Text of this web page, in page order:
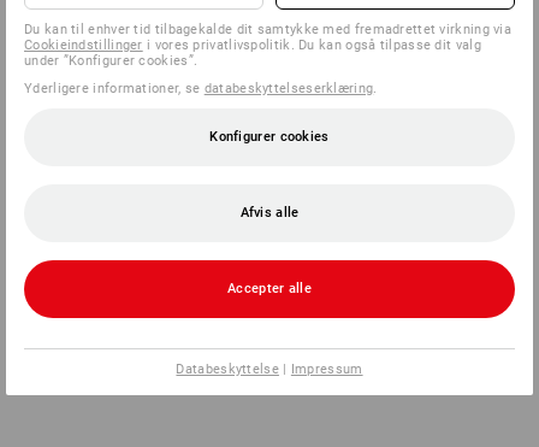
Du kan til enhver tid tilbagekalde dit samtykke med fremadrettet virkning via
Cookieindstillinger i vores privatlivspolitik. Du kan også tilpasse dit valg
under ”Konfigurer cookies”.
Yderligere informationer, se databeskyttelseserklæring
Konfigurer cookies
Afvis alle
Accepter alle
Databeskyttelse| Impressum